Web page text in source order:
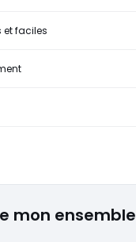
et faciles
mon ensemble